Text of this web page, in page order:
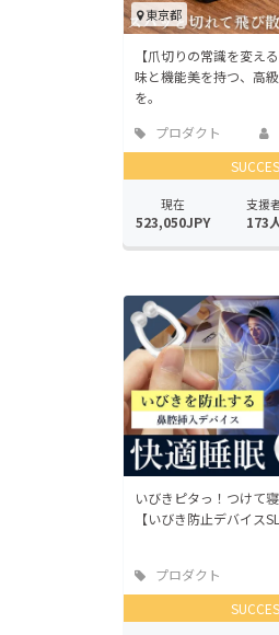
東京都
【爪切りの常識を変え
味と機能美を持つ、高
を。
プロダクト
現在
523,050JPY
支援
173
いびきピタっ！つけて
【いびき防止デバイス
プロダクト